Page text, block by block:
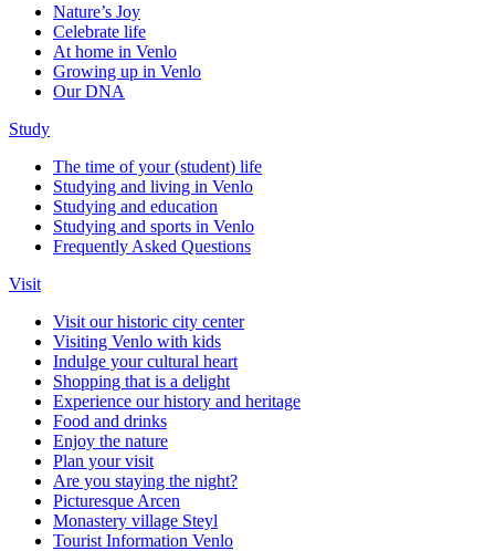
Nature’s Joy
Celebrate life
At home in Venlo
Growing up in Venlo
Our DNA
Study
The time of your (student) life
Studying and living in Venlo
Studying and education
Studying and sports in Venlo
Frequently Asked Questions
Visit
Visit our historic city center
Visiting Venlo with kids
Indulge your cultural heart
Shopping that is a delight
Experience our history and heritage
Food and drinks
Enjoy the nature
Plan your visit
Are you staying the night?
Picturesque Arcen
Monastery village Steyl
Tourist Information Venlo